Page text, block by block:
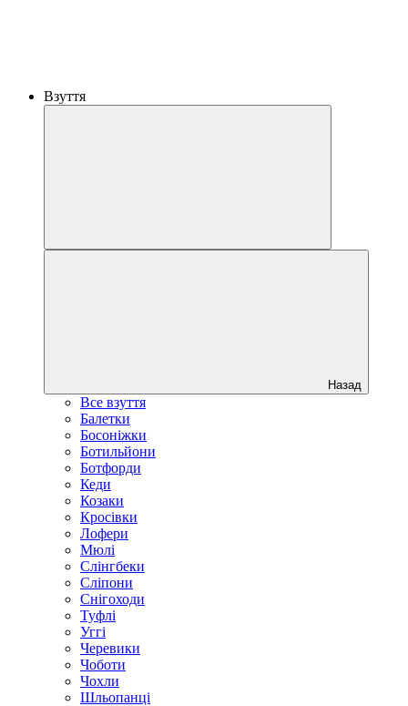
Взуття
Назад
Все взуття
Балетки
Босоніжки
Ботильйони
Ботфорди
Кеди
Козаки
Кросівки
Лофери
Мюлі
Слінгбеки
Сліпони
Снігоходи
Туфлі
Уггі
Черевики
Чоботи
Чохли
Шльопанці